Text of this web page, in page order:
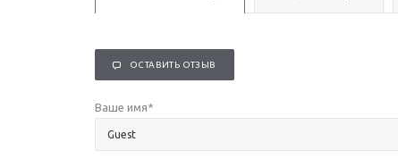
ОСТАВИТЬ ОТЗЫВ
Ваше имя*